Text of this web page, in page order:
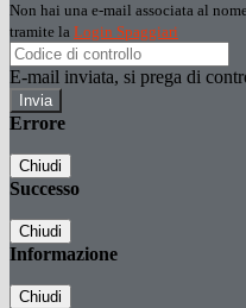
Non hai una e-mail associata al
tramite la Login Spaggiari
E-mail inviata, si prega di
Errore
Chiudi
Successo
Chiudi
Informazione
Chiudi